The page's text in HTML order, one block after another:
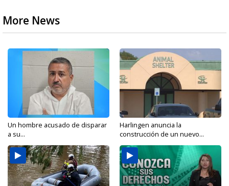
More News
Un hombre acusado de disparar
a su...
Harlingen anuncia la
construcción de un nuevo...